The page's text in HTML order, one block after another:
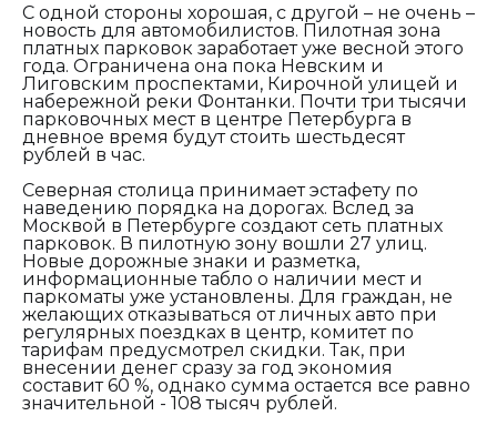
С одной стороны хорошая, с другой – не очень –
новость для автомобилистов. Пилотная зона
платных парковок заработает уже весной этого
года. Ограничена она пока Невским и
Лиговским проспектами, Кирочной улицей и
набережной реки Фонтанки. Почти три тысячи
парковочных мест в центре Петербурга в
дневное время будут стоить шестьдесят
рублей в час.
Северная столица принимает эстафету по
наведению порядка на дорогах. Вслед за
Москвой в Петербурге создают сеть платных
парковок. В пилотную зону вошли 27 улиц.
Новые дорожные знаки и разметка,
информационные табло о наличии мест и
паркоматы уже установлены. Для граждан, не
желающих отказываться от личных авто при
регулярных поездках в центр, комитет по
тарифам предусмотрел скидки. Так, при
внесении денег сразу за год экономия
составит 60 %, однако сумма остается все равно
значительной - 108 тысяч рублей.